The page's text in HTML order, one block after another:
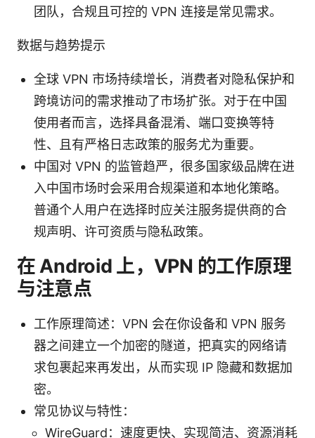
团队，合规且可控的 VPN 连接是常见需求。
数据与趋势提示
全球 VPN 市场持续增长，消费者对隐私保护和
跨境访问的需求推动了市场扩张。对于在中国
使用者而言，选择具备混淆、端口变换等特
性、且有严格日志政策的服务尤为重要。
中国对 VPN 的监管趋严，很多国家级品牌在进
入中国市场时会采用合规渠道和本地化策略。
普通个人用户在选择时应关注服务提供商的合
规声明、许可资质与隐私政策。
在 Android 上，VPN 的工作原理
与注意点
工作原理简述：VPN 会在你设备和 VPN 服务
器之间建立一个加密的隧道，把真实的网络请
求包裹起来再发出，从而实现 IP 隐藏和数据加
密。
常见协议与特性：
WireGuard：速度更快、实现简洁、资源消耗